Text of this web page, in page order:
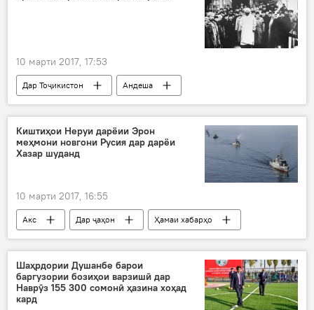
ВКД
10 марти 2017, 17:53
Дар Тоҷикистон
Андеша
Ҳамаи хабарҳо
Амир Олимхон
кӯч додани оромгоҳ
Киштиҳои Неруи дарёии Эрон
меҳмони новгони Русия дар дарёи
Хазар шуданд
10 марти 2017, 16:55
Акс Дар ҷаҳон
Ҳамаи хабарҳо
Амният ва мудофиа
Эрон
Нерӯи дарёӣ
Новгон
Неруи дарёӣ
Новгони Хазар
Дар Русия
Шаҳрдории Душанбе барои
баргузории бозиҳои варзишӣ дар
Наврӯз 155 300 сомонӣ ҳазина хоҳад
кард